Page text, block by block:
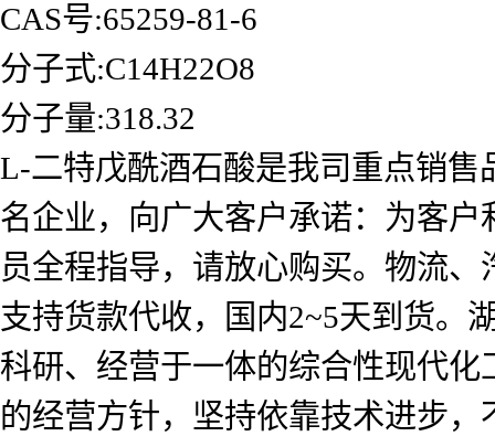
CAS号:65259-81-6
分子式:C14H22O8
分子量:318.32
L-二特戊酰酒石酸是我司重点销
名企业，向广大客户承诺：为客
员全程指导，请放心购买。物流
支持货款代收，国内2~5天到货。
科研、经营于一体的综合性现代
的经营方针，坚持依靠技术进步